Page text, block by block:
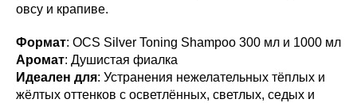
овсу и крапиве.
Формат: OCS Silver Toning Shampoo 300 мл и 1000 мл
Аромат: Душистая фиалка
Идеален для: Устранения нежелательных тёплых и
жёлтых оттенков с осветлённых, светлых, седых и